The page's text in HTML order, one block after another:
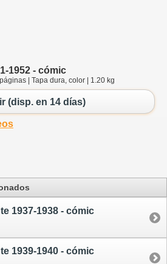
1952 - cómic
| Tapa dura, color | 1.20 kg
(disp. en 14 días)
1937-1938 - cómic
1939-1940 - cómic